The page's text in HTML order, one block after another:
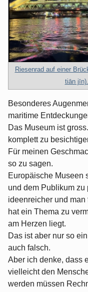
Riesenrad auf einer
tiān jīn).
Besonderes
maritime
Das Museum ist
komplett zu
Für meinen
so zu sagen.
Europäische Museen
und dem Publikum
ideenreicher und
hat ein Thema zu
am Herzen liegt.
Das ist aber nur so
auch falsch.
Aber ich denke, dass
vielleicht den
werden müssen